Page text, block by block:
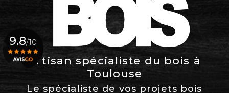
Artisan spécialiste du bois à
Toulouse
Le spécialiste de vos projets bois
9.8/10